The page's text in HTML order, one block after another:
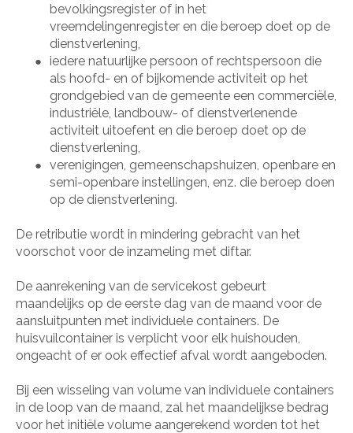
bevolkingsregister of in het
vreemdelingenregister en die beroep doet op de
dienstverlening,
●
iedere natuurlijke persoon of rechtspersoon die
als hoofd- en of bijkomende activiteit op het
grondgebied van de gemeente een commerciële,
industriële, landbouw- of dienstverlenende
activiteit uitoefent en die beroep doet op de
dienstverlening,
●
verenigingen, gemeenschapshuizen, openbare en
semi-openbare instellingen, enz. die beroep doen
op de dienstverlening.
De retributie wordt in mindering gebracht van het
voorschot voor de inzameling met diftar.
De aanrekening van de servicekost gebeurt
maandelijks op de eerste dag van de maand voor de
aansluitpunten met individuele containers. De
huisvuilcontainer is verplicht voor elk huishouden,
ongeacht of er ook effectief afval wordt aangeboden.
Bij een wisseling van volume van individuele containers
in de loop van de maand, zal het maandelijkse bedrag
voor het initiële volume aangerekend worden tot het